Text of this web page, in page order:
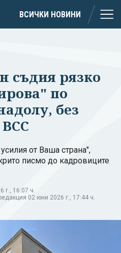
ВСИЧКИ НОВИНИ
съдия рязко
по
без
от Ваша страна",
писмо до кадровиците
г., 16:07 ч.
02 юни 2026 г., 17:44 ч.